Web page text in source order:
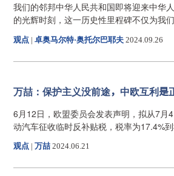
我们的邻邦中华人民共和国即将迎来中华
的光辉时刻，这一历史性里程碑不仅为我
机去回顾中国的成长轨迹，更让我们得以
示，并共同探讨这个伟大国家未来的发展前
观点| 卓奥马尔特·奥托尔巴耶夫 2024.09.26
万喆：保护主义没前途，中欧互利是
6月12日，欧盟委员会发表声明，拟从7月
动汽车征收临时反补贴税，税率为17.4%
实和世贸组织规则，不顾多个欧盟成员国
劝阻，执意采取贸易保护主义行动，不仅
观点| ​万喆 2024.06.21